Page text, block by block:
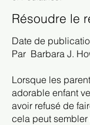
Résoudre le
Date de
Par Barbara J.
Lorsque les
adorable enfant
avoir refusé de
cela peut